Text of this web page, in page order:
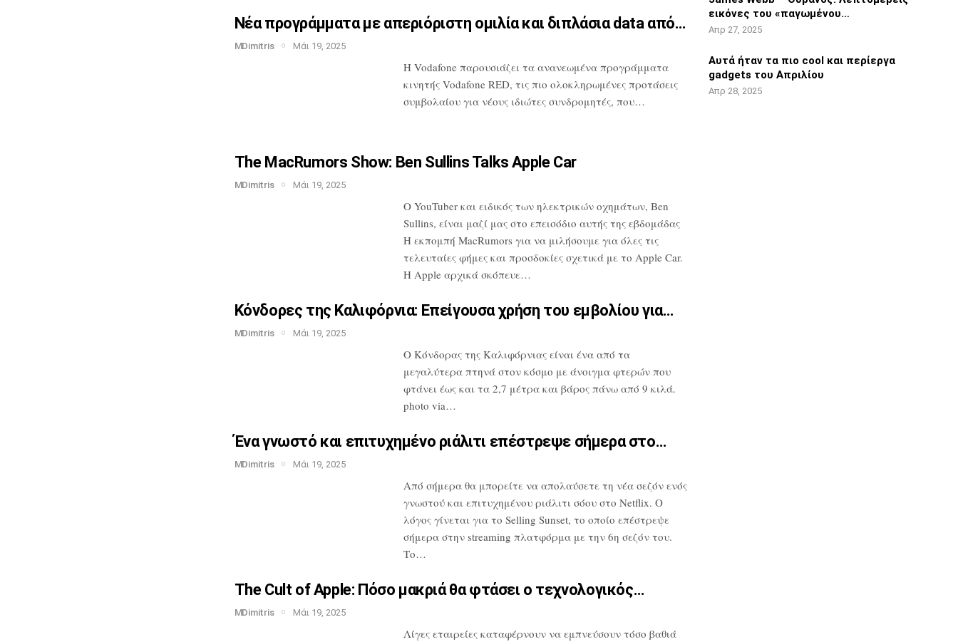
Νέα προγράμματα με απεριόριστη ομιλίακαι διπλάσια data από…
MDimitris Μάι 19, 2025
H Vodafone παρουσιάζει τα ανανεωμέναπρογράμματα
κινητής Vodafone RED, τιςπιο ολοκληρωμένες προτάσεις
συμβολαίουγια νέους ιδιώτες συνδρομητές, που…
The MacRumors Show: Ben Sullins Talks Apple Car
MDimitris Μάι 19, 2025
Ο YouTuber και ειδικός των ηλεκτρικώνοχημάτων, Ben
Sullins, είναι μαζί μαςστο επεισόδιο αυτής της εβδομάδας
Ηεκπομπή MacRumors για να μιλήσουμε γιαόλες τις
τελευταίες φήμες και προσδοκίεςσχετικά με το Apple Car.
Η Apple αρχικάσκόπευε…
Κόνδορες της Καλιφόρνια: Επείγουσαχρήση του εμβολίου για…
MDimitris Μάι 19, 2025
Ο Κόνδορας της Καλιφόρνιας είναι ένα από τα
μεγαλύτερα πτηνά στον κόσμο μεάνοιγμα φτερών που
φτάνει έως και τα 2,7 μέτρα και βάρος πάνω από 9 κιλά.
photo via…
Ένα γνωστό και επιτυχημένο ριάλιτι επέστρεψε σήμερα στο…
MDimitris Μάι 19, 2025
Από σήμερα θα μπορείτε να απολαύσετε τη νέα σεζόν ενός
γνωστού και επιτυχημένουριάλιτι σόου στο Netflix. Ο
λόγοςγίνεται για το Selling Sunset, το οποίο επέστρεψε
σήμερα στην streaming πλατφόρμα με την 6η σεζόν του.
Το…
The Cult of Apple: Πόσο μακριά θαφτάσει ο τεχνολογικός…
MDimitris Μάι 19, 2025
Λίγες εταιρείες καταφέρνουν ναεμπνεύσουν τόσο βαθιά
εικόνες του «παγωμένου…
Απρ 27, 2025
Αυτά ήταν τα πιο cool και περίεργα
gadgets του Απριλίου
Απρ 28, 2025